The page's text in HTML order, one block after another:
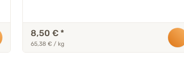
8,50 € *
65,38 € / kg